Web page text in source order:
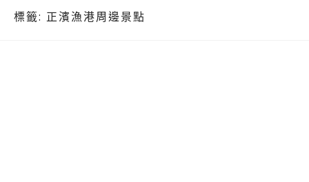
標籤: 正濱漁港周邊景點